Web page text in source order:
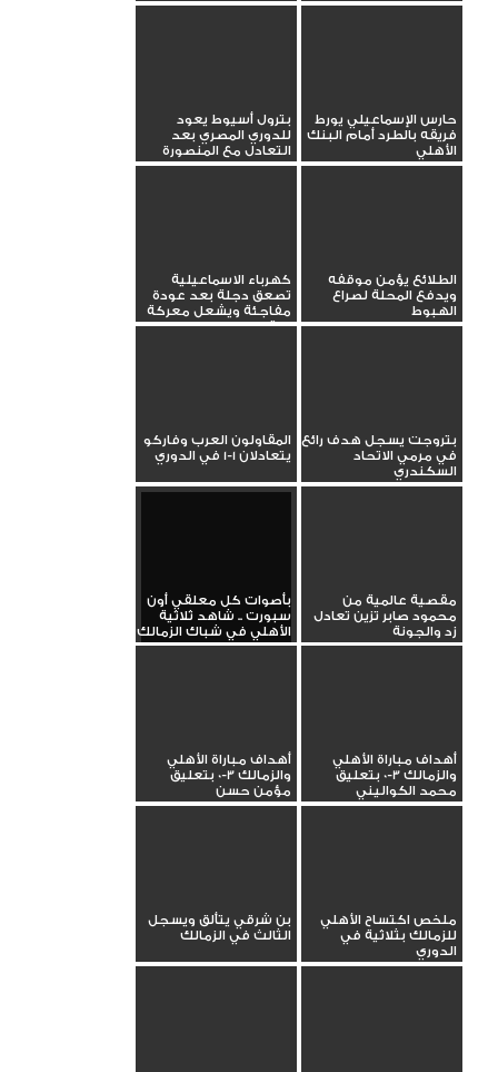
حارس الإسماعيلي يورط
فريقه بالطرد أمام البنك
الأهلي
بترول أسيوط يعود
للدوري المصري بعد
التعادل مع المنصورة
الطلائع يؤمن موقفه
ويدفع المحلة لصراع
الهبوط
كهرباء الاسماعيلية
تصعق دجلة بعد عودة
مفاجئة ويشعل معركة
البقاء
بتروجت يسجل هدف رائع
في مرمي الاتحاد
السكندري
المقاولون العرب وفاركو
يتعادلان 1-1 في الدوري
مقصية عالمية من
محمود صابر تزين تعادل
زد والجونة
بأصوات كل معلقي أون
سبورت .. شاهد ثلاثية
الأهلي في شباك الزمالك
أهداف مباراة الأهلي
والزمالك 3-0 بتعليق
محمد الكواليني
أهداف مباراة الأهلي
والزمالك 3-0 بتعليق
مؤمن حسن
ملخص اكتساح الأهلي
للزمالك بثلاثية في
الدوري
بن شرقي يتألق ويسجل
الثالث في الزمالك